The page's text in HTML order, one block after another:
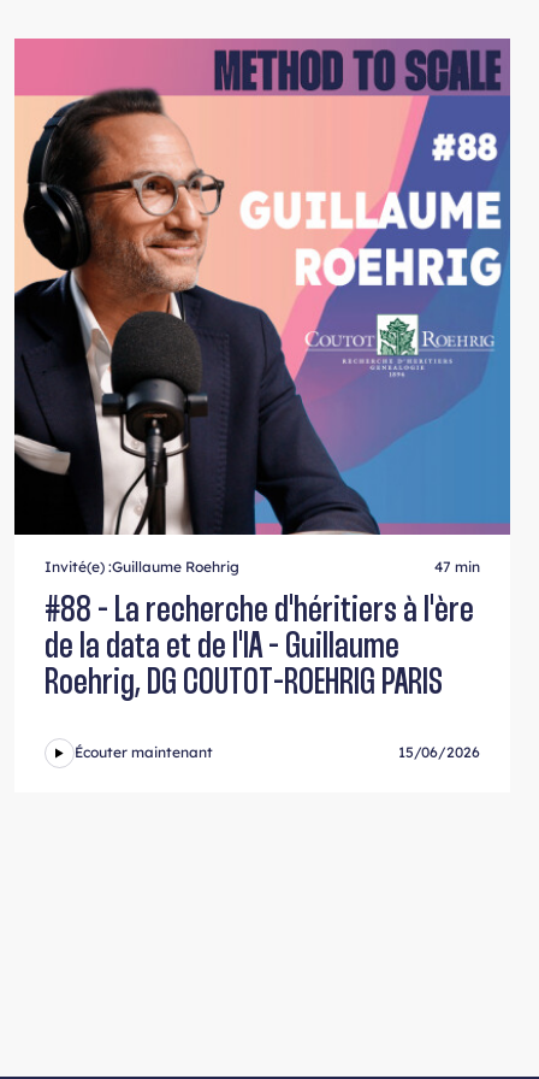
Invité(e) :Guillaume Roehrig 47 min
#88 - La recherche d'héritiers à l'ère
de la data et de l'IA - Guillaume
Roehrig, DG COUTOT-ROEHRIG PARIS
Écouter maintenant 15/06/2026